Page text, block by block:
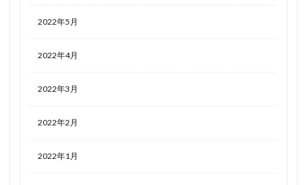
2022年5月
2022年4月
2022年3月
2022年2月
2022年1月